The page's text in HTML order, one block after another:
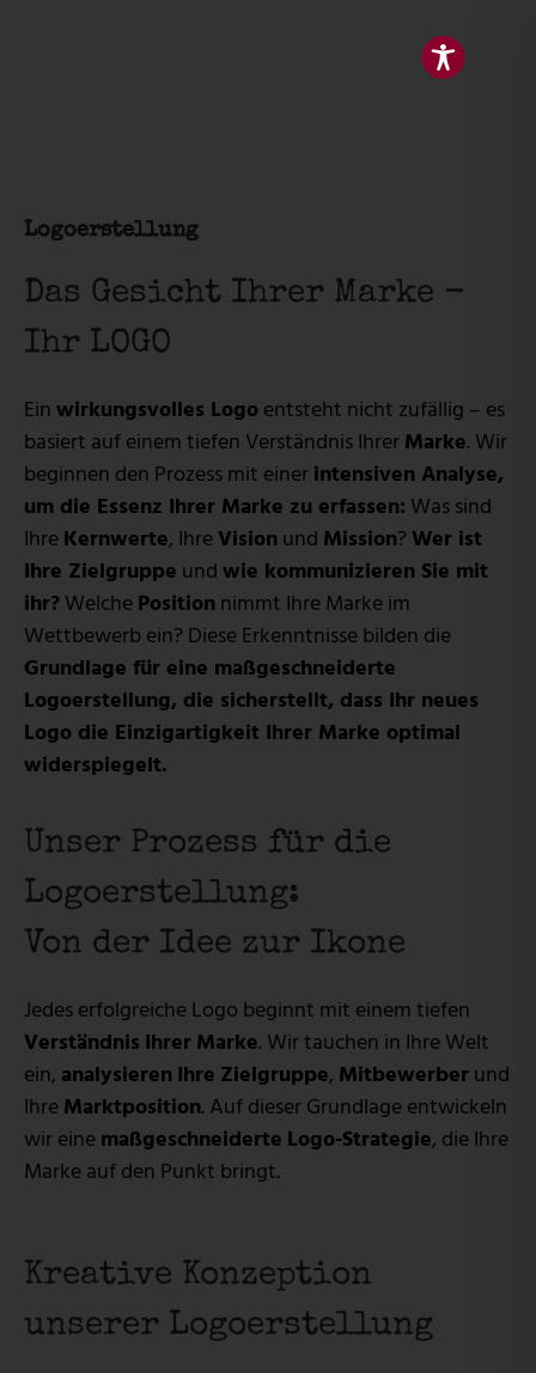
Logoerstellung
Das Gesicht Ihrer Marke -
Ihr LOGO
Einwirkungsvolles Logoentsteht nicht zufällig – es
basiert auf einem tiefen Verständnis IhrerMarke. Wir
beginnen den Prozess mit einerintensiven Analyse,
um die Essenz Ihrer Marke zu erfassen: Was sind
IhreKernwerte, IhreVision und Mission?Wer ist
Ihre Zielgruppe undwie kommunizieren Sie mit
ihr?WelchePosition nimmt Ihre Marke im
Wettbewerb ein? Diese Erkenntnisse bilden die
Grundlage für eine maßgeschneiderte
Logoerstellung, die sicherstellt, dass Ihr neues
Logo die Einzigartigkeit Ihrer Marke optimal
widerspiegelt.
Unser Prozess für die
Logoerstellung:
Von der Idee zur Ikone
Jedes erfolgreiche Logo beginnt mit einem tiefen
Verständnis IhrerMarke. Wir tauchen in Ihre Welt
ein, analysieren Ihre Zielgruppe, Mitbewerberund
IhreMarktposition. Auf dieser Grundlage entwickeln
wir einemaßgeschneiderte Logo-Strategie, die Ihre
Marke auf den Punkt bringt.
Kreative Konzeption
unserer Logoerstellung